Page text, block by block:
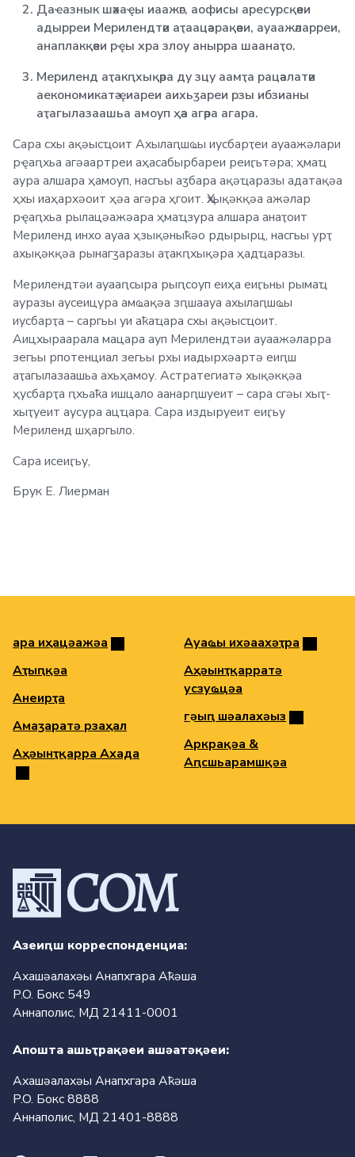
Даҽазнык шәхаҿы иаажәг, аофисы аресурсқәеи
адырреи Мерилендтәи аҭаацәарақәеи, ауаажәларреи,
анаплакқәеи рҿы хра злоу анырра шаанаҭо.
Мериленд аҭакԥхықәра ду зцу аамҭа рацәалатәи
аекономикатә ҿиареи аихьӡареи рзы ибзианы
аҭагылазаашьа амоуп ҳәа агәра агара.
Сара схы ақәысҵоит Ахылаԥшҩы иусбарҭеи ауаажәлари
рҿаԥхьа агәаартреи аҳасабырбареи реиӷьтәра; ҳмаҵ
аура алшара ҳамоуп, насгьы аӡбара ақәҵаразы адатақәа
ҳхы иаҳархәоит ҳәа агәра ҳгоит. Ҳхықәкқәа ажәлар
рҿаԥхьа рылацәажәара ҳмаҵзура алшара анаҭоит
Мериленд инхо ауаа ҳзықәныҟәо рдырырц, насгьы урҭ
ахықәкқәа рынагӡаразы аҭакԥхықәра ҳадҵаразы.
Мерилендтәи ауааԥсыра рыԥсоуп еиҳа еиӷьны рымаҵ
ауразы аусеицура амҩақәа зԥшаауа ахылаԥшҩы
иусбарҭа – саргьы уи аҟаҵара схы ақәысҵоит.
Аицхыраарала мацара ауп Мерилендтәи ауаажәларра
зегьы рпотенциал зегьы рхы иадырхәартә еиԥш
аҭагылазаашьа ахьҳамоу. Астратегиатә хықәкқәа
ҳусбарҭа ԥхьаҟа ишцало аанарԥшуеит – сара сгәы хыҭ-
хыҭуеит аусура ацҵара. Сара издыруеит еиӷьу
Мериленд шҳаргыло.
Сара исеиӷьу,
Брук Е. Лиерман
Ҳара иҳацәажәа
Аҭыԥқәа
Анеирҭа
Амаӡаратә рзаҳал
Аҳәынҭқарра Ахада
Ауаҩы ихәаахәҭра
Аҳәынҭқарратә
усзуҩцәа
Ҳгәыԥ шәалахәыз
Аркрақәа &
Аԥсшьарамшқәа
Азеиԥш корреспонденциа:
Ахашәалахәы Анапхгара Аҟәша
P.O. Бокс 549
Аннаполис, МД 21411-0001
Апошта ашьҭрақәеи ашәатәқәеи:
Ахашәалахәы Анапхгара Аҟәша
P.O. Бокс 8888
Аннаполис, МД 21401-8888